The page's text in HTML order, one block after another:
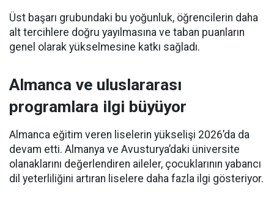
Üst başarı grubundaki bu yoğunluk, öğrencilerin daha
alt tercihlere doğru yayılmasına ve taban puanların
genel olarak yükselmesine katkı sağladı.
Almanca ve uluslararası
programlara ilgi büyüyor
Almanca eğitim veren liselerin yükselişi 2026’da da
devam etti. Almanya ve Avusturya’daki üniversite
olanaklarını değerlendiren aileler, çocuklarının yabancı
dil yeterliliğini artıran liselere daha fazla ilgi gösteriyor.